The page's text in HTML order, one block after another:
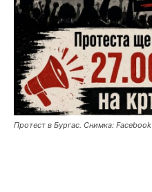
Протест в Бургас. Снимка: Facebook